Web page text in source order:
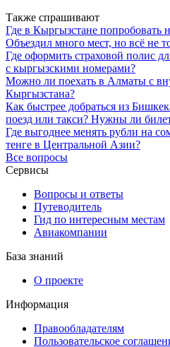
Также спрашивают
Где в Кыргызстане попробовать
Объездил много мест, но всё не
Где оформить страховой полис
с кыргызскими номерами?
Можно ли поехать в Алматы с
Кыргызстана?
Как быстрее добраться из
поезд или такси? Нужны ли
Где выгоднее менять рубли на
тенге в Центральной Азии?
Все вопросы
Сервисы
Вопросы и ответы
Путеводитель
Гид по интересным местам
Авиакомпании
База знаний
О проекте
Информация
Правообладателям
Пользовательское